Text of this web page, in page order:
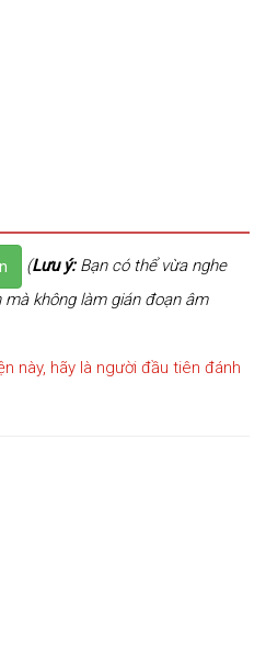
(Lưu ý:Bạn có thể vừa nghe
không làm gián đoạn âm
này, hãy là người đầu tiên đánh